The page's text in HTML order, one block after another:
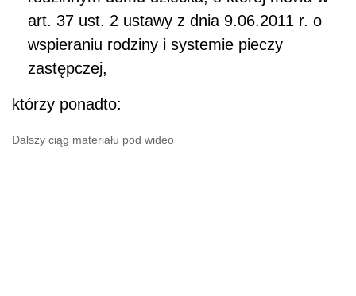
art. 37 ust. 2 ustawy z dnia 9.06.2011 r. o
wspieraniu rodziny i systemie pieczy
zastępczej,
którzy ponadto:
Dalszy ciąg materiału pod wideo